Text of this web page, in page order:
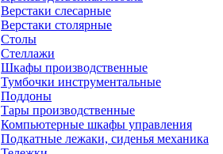
Верстаки слесарные
Верстаки столярные
Столы
Стеллажи
Шкафы производственные
Тумбочки инструментальные
Поддоны
Тары производственные
Компьютерные шкафы управления
Подкатные лежаки, сиденья механика